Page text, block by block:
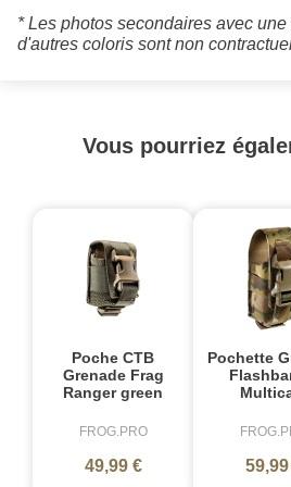
* Les photos secondaires avec
d'autres coloris sont non
Vous pourriez
Poche CTB
Grenade Frag
Ranger green
FROG.PRO
49,99 €
Pochette